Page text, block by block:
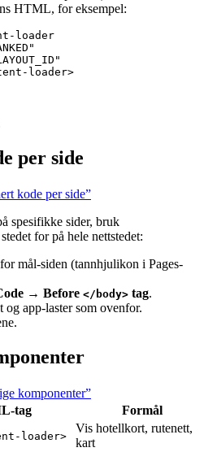
HTML, for eksempel:
loader
"
"
loader>
per side
kode per side”
spesifikke sider, bruk
for på hele nettstedet:
for mål-siden (tannhjulikon i Pages-
→ Before </body> tag.
app-laster som ovenfor.
komponenter”
tag
Formål
loader>
Vis hotellkort, rutenett,
kart